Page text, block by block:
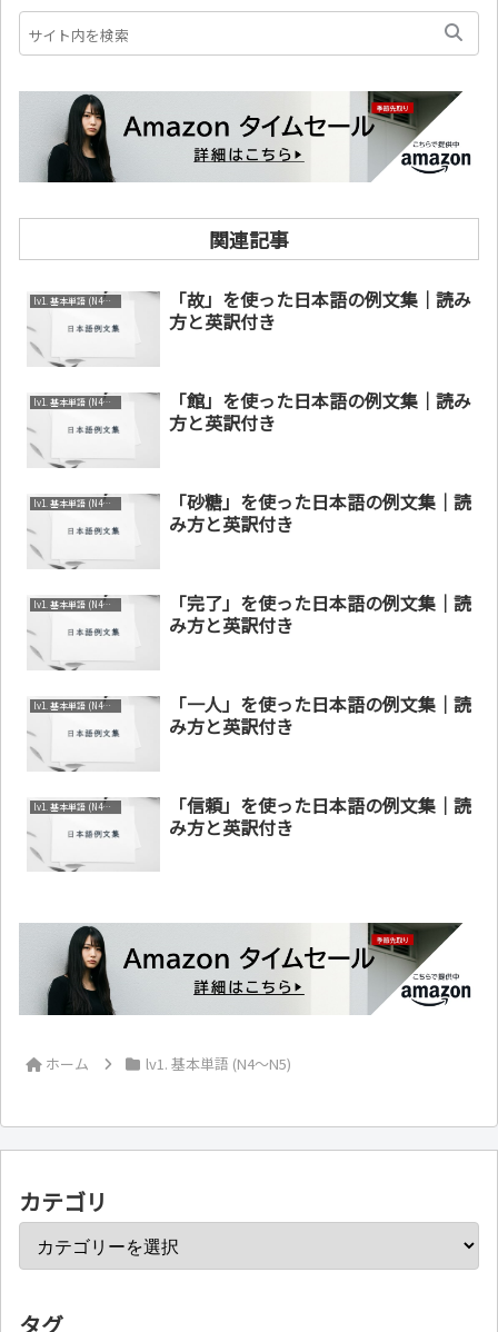
関連記事
lv1. 基本単語 (N4～N5)
「故」を使った日本語の例文集｜読み
方と英訳付き
lv1. 基本単語 (N4～N5)
「館」を使った日本語の例文集｜読み
方と英訳付き
lv1. 基本単語 (N4～N5)
「砂糖」を使った日本語の例文集｜読
み方と英訳付き
lv1. 基本単語 (N4～N5)
「完了」を使った日本語の例文集｜読
み方と英訳付き
lv1. 基本単語 (N4～N5)
「一人」を使った日本語の例文集｜読
み方と英訳付き
lv1. 基本単語 (N4～N5)
「信頼」を使った日本語の例文集｜読
み方と英訳付き
ホーム lv1. 基本単語 (N4～N5)
カテゴリ
タグ